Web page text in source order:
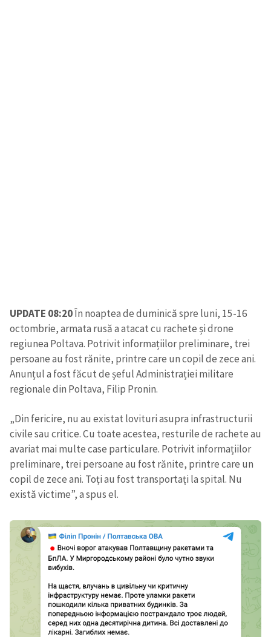
UPDATE 08:20În noaptea de duminică spre luni, 15-16
octombrie, armata rusă a atacat cu rachete și drone
regiunea Poltava. Potrivit informațiilor preliminare, trei
persoane au fost rănite, printre care un copil de zece ani.
Anunțul a fost făcut de șeful Administrației militare
regionale din Poltava, Filip Pronin.
„Din fericire, nu au existat lovituri asupra infrastructurii
civile sau critice. Cu toate acestea, resturile de rachete au
avariat mai multe case particulare. Potrivit informațiilor
preliminare, trei persoane au fost rănite, printre care un
copil de zece ani. Toți au fost transportați la spital. Nu
există victime”, a spus el.